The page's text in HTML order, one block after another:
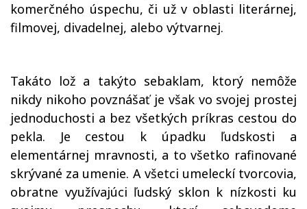
komerčného úspechu, či už v oblasti literárnej,
filmovej, divadelnej, alebo výtvarnej.
Takáto lož a takýto sebaklam, ktorý nemôže
nikdy nikoho povznášať je však vo svojej prostej
jednoduchosti a bez všetkých príkras cestou do
pekla. Je cestou k úpadku ľudskosti a
elementárnej mravnosti, a to všetko rafinované
skrývané za umenie. A všetci umeleckí tvorcovia,
obratne využívajúci ľudský sklon k nízkosti ku